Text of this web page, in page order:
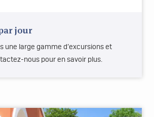
jour
une large gamme d’excursions et
nous pour en savoir plus.